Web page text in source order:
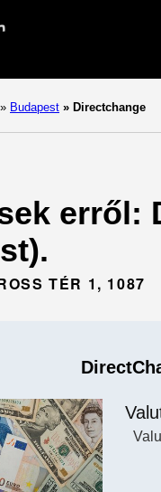
» Budapest » Directchange
erről:
TÉR 1, 1087